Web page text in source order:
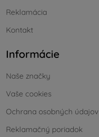
Reklamácia
Kontakt
Informácie
Naše značky
Vaše cookies
Ochrana osobných údajov
Reklamačný poriadok